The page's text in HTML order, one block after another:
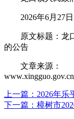
2026年6月27日
原文标题：龙口
的公告
文章来源：
上一篇：2026年
下一篇：樟树市